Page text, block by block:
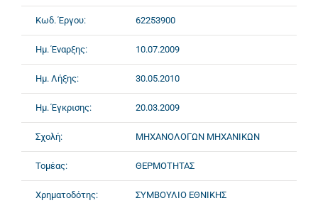
Κωδ. Έργου: 62253900
Ημ. Έναρξης: 10.07.2009
Ημ. Λήξης: 30.05.2010
Ημ. Έγκρισης: 20.03.2009
Σχολή: ΜΗΧΑΝΟΛΟΓΩΝ ΜΗΧΑΝΙΚΩΝ
Τομέας: ΘΕΡΜΟΤΗΤΑΣ
Χρηματοδότης:
ΣΥΜΒΟΥΛΙΟ ΕΘΝΙΚΗΣ